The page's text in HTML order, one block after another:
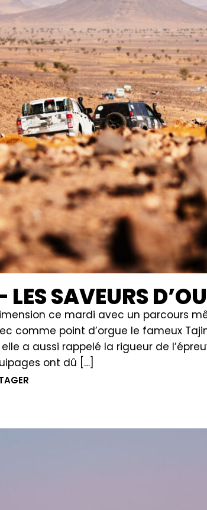
LES SAVEURS
ce mardi avec un parcours
comme point d’orgue le fameux
a aussi rappelé la rigueur de
ont dû […]